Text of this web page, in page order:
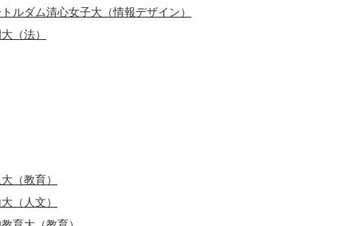
トルダム清心女子大（情報デザイン）
（法）
（教育）
（人文）